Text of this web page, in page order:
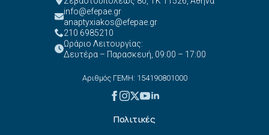
info@efepae.gr
anaptyxiakos@efepae.gr
210 6985210
Ωράριο Λειτουργίας:
Δευτέρα – Παρασκευή, 09:00 – 17:00
Αριθμός ΓΕΜΗ: 154190801000
Πολιτικές